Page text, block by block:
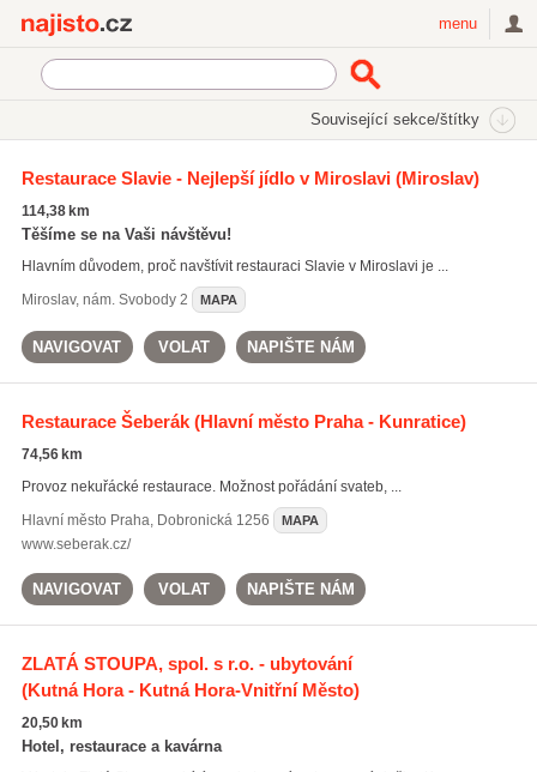
menu
Související sekce/štítky
Restaurace (5009)
Účelové stravování (1771)
Restaurace Slavie - Nejlepší jídlo v Miroslavi(Miroslav)
114,38 km
Těšíme se na Vaši návštěvu!
Hlavním důvodem, proč navštívit restauraci Slavie v Miroslavi je ...
Miroslav, nám. Svobody 2 MAPA
NAVIGOVAT VOLAT NAPIŠTE NÁM
Restaurace Šeberák(Hlavní město Praha - Kunratice)
74,56 km
Provoz nekuřácké restaurace. Možnost pořádání svateb, ...
Hlavní město Praha, Dobronická 1256 MAPA
www.seberak.cz/
NAVIGOVAT VOLAT NAPIŠTE NÁM
ZLATÁ STOUPA, spol. s r.o. - ubytování
(Kutná Hora - Kutná Hora-Vnitřní Město)
20,50 km
Hotel, restaurace a kavárna